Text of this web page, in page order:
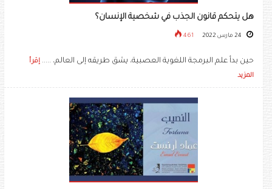
هل يتحكم قانون الجذب في شخصية الإنسان؟
461
حين بدأ علم البرمجة اللغوية العصبية، يشق طريقه إلى العالم، ..... إقرأ
المزيد